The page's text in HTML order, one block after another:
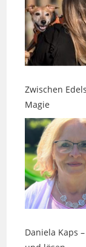
Zwischen
Daniela Kaps